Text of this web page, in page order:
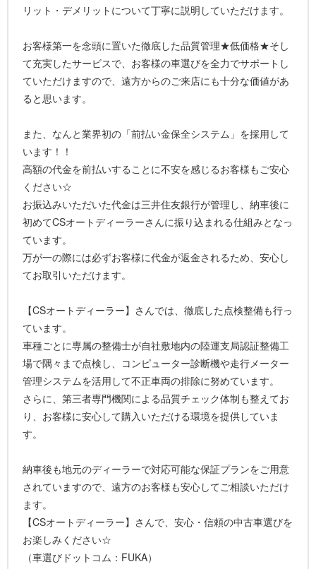
リット・デメリットについて丁寧に説明していただけます。
お客様第一を念頭に置いた徹底した品質管理★低価格★そし
て充実したサービスで、お客様の車選びを全力でサポートし
ていただけますので、遠方からのご来店にも十分な価値があ
ると思います。
また、なんと業界初の「前払い金保全システム」を採用して
います！！
高額の代金を前払いすることに不安を感じるお客様もご安心
ください☆
お振込みいただいた代金は三井住友銀行が管理し、納車後に
初めてCSオートディーラーさんに振り込まれる仕組みとなっ
ています。
万が一の際には必ずお客様に代金が返金されるため、安心し
てお取引いただけます。
【CSオートディーラー】さんでは、徹底した点検整備も行っ
ています。
車種ごとに専属の整備士が自社敷地内の陸運支局認証整備工
場で隅々まで点検し、コンピューター診断機や走行メーター
管理システムを活用して不正車両の排除に努めています。
さらに、第三者専門機関による品質チェック体制も整えてお
り、お客様に安心して購入いただける環境を提供していま
す。
納車後も地元のディーラーで対応可能な保証プランをご用意
されていますので、遠方のお客様も安心してご相談いただけ
ます。
【CSオートディーラー】さんで、安心・信頼の中古車選びを
お楽しみください☆
（車選びドットコム：FUKA）